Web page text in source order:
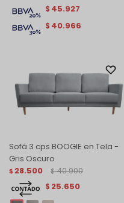
$ 40.966
$ 45.927
Sofá 3 cps BOOGIE en Tela -
Gris Oscuro
$ 28.500 $ 40.900
$ 25.650